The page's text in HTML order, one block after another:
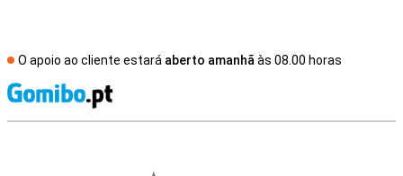
O apoio ao cliente estará aberto amanhã às 08.00 horas